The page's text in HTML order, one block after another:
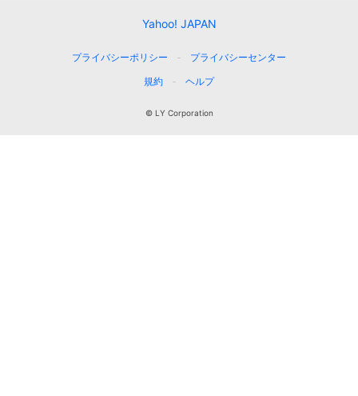
Yahoo! JAPAN
プライバシーポリシー
プライバシーセンター
規約
ヘルプ
© LY Corporation